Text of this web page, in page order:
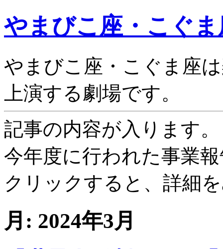
やまびこ座・こぐま
やまびこ座・こぐま座
上演する劇場です。
記事の内容が入ります。
今年度に行われた事業
クリックすると、詳細
月: 2024年3月